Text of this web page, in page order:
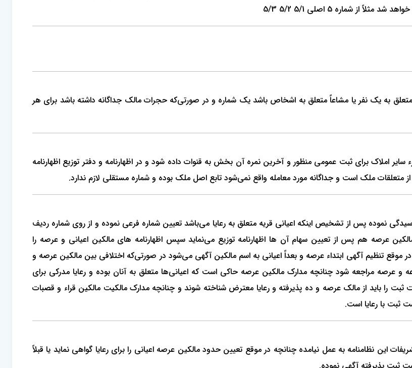
شماره 5 اصلی 5/1 5/2 5/3
به یک نفر یا مشاعاً متعلق به اشخاص باشد یک شماره و در صورتی‌که حجرات مالک جداگانه داشته باشد برای هر
برای ثبت عمومی منظور و آخرین نمره آن بخش به قنوات داده شود و در اظهارنامه و دفتر توزیع اظهارنامه
متعلقات ملک است و جداگانه مورد معامله واقع نمی‌شود تابع اصل ملک بوده و شماره مستقلی لازم ندارد.
نموده پس از تشخیص اینکه اعیانی قریه متعلق به رعایا می‌باشد تعیین شماره فرعی نموده و از روی شماره ردیف
مالکین عرصه هم پس از تعیین سهام آن ها اظهارنامه توزیع می‌نماید سپس اظهارنامه‌ های مالکین اعیانی و عرصه را
در موقع تنظیم آگهی ابتداء عرصه و بعداً اعیانی به اسم مالکین آگهی می‌شود در صورتی‌که اختلافی بین مالکین عرصه و
و عرصه مراجعه شود چنانچه مدارک مالکین عرصه حاکی است که اعیانی‌ها متعلق به آنان بوده و رعایا مدرکی برای
را باید از مالک عرصه و ده پذیرفته و رعایا معترض شناخته شوند و چنانچه مدارک مالکیت مالکین قراء و قصبات
ثبت با رعایا است.
نظامنامه به عمل نیامده چنانچه در موقع تعیین حدود مالکین عرصه اعیانی را برای رعایا گواهی نماید یا قبلاً